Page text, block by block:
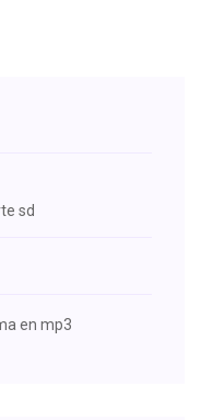
sd
en mp3